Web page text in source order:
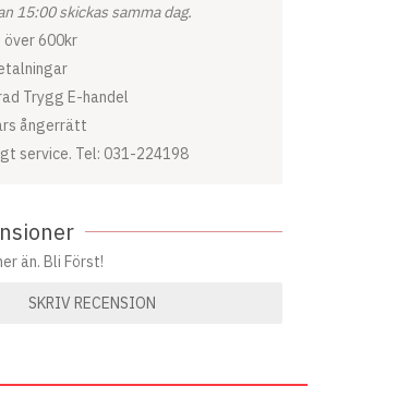
15:00 skickas samma dag.
över 600kr
Trygg E-handel
ångerrätt
service. Tel: 031-224198
än. Bli Först!
SKRIV RECENSION